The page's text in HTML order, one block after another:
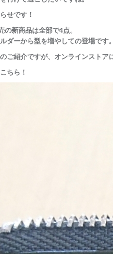
せです！
新商品は全部で4点。
ダーから型を増やしての登場です。
ご紹介ですが、オンラインスト
ちら！